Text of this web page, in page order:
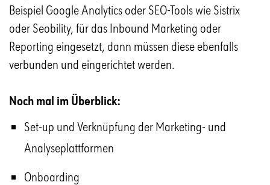
Beispiel Google Analytics oder SEO-Tools wie Sistrix
oder Seobility, für das Inbound Marketing oder
Reporting eingesetzt, dann müssen diese ebenfalls
verbunden und eingerichtet werden.
Noch mal im Überblick:
Set-up und Verknüpfung der Marketing- und
Analyseplattformen
Onboarding